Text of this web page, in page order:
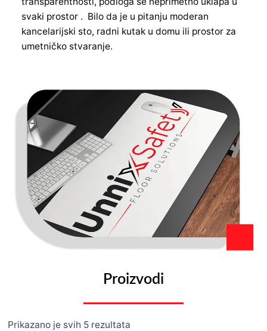
svaki prostor . Bilo da je u pitanju moderan
kancelarijski sto, radni kutak u domu ili prostor za
umetničko stvaranje.
Proizvodi
Prikazano je svih 5 rezultata